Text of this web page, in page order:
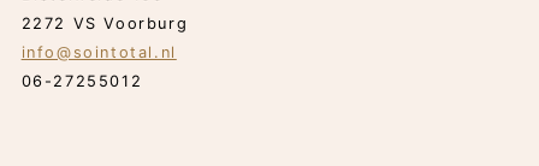
2272 VS Voorburg
info@sointotal.nl
06-27255012